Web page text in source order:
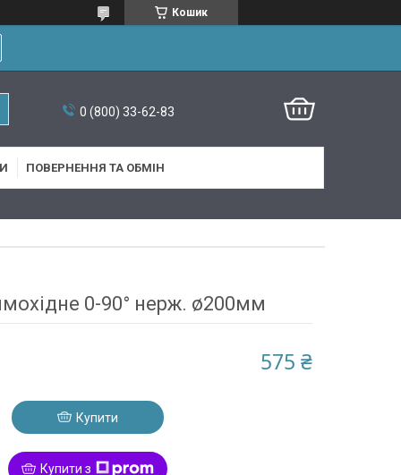
Кошик
0 (800) 33-62-83
ПОВЕРНЕННЯ ТА ОБМІН
0-90° нерж. ø200мм
575 ₴
Купити
Купити з